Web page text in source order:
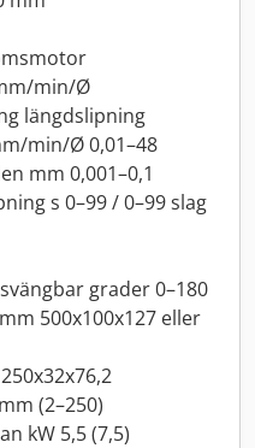
min/Ø
längdslipning
min/Ø 0,01–48
mm 0,001–0,1
s 0–99 / 0–99 slag
grader 0–180
500x100x127 eller
(2–250)
kW 5,5 (7,5)